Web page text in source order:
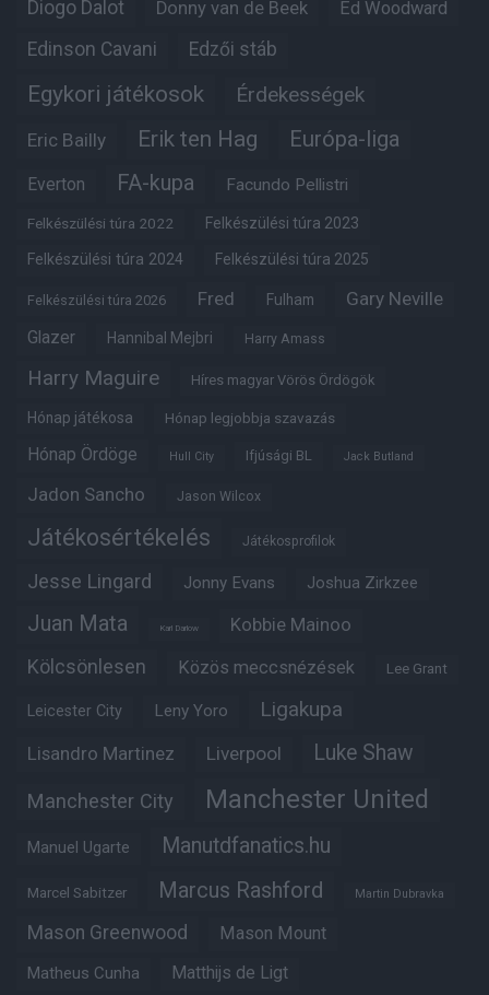
Diogo Dalot Donny van de Beek Ed Woodward
Edinson Cavani Edzői stáb
Egykori játékosok Érdekességek
Eric Bailly Erik ten Hag Európa-liga
Everton FA-kupa Facundo Pellistri
Felkészülési túra 2022 Felkészülési túra 2023
Felkészülési túra 2024 Felkészülési túra 2025
Felkészülési túra 2026 Fred Fulham Gary Neville
Glazer Hannibal Mejbri Harry Amass
Harry Maguire Híres magyar Vörös Ördögök
Hónap játékosa Hónap legjobbja szavazás
Hónap Ördöge Hull City Ifjúsági BL Jack Butland
Jadon Sancho Jason Wilcox
Játékosértékelés Játékosprofilok
Jesse Lingard Jonny Evans Joshua Zirkzee
Juan Mata Karl Darlow Kobbie Mainoo
Kölcsönlesen Közös meccsnézések Lee Grant
Leicester City Leny Yoro Ligakupa
Lisandro Martinez Liverpool Luke Shaw
Manchester City Manchester United
Manuel Ugarte Manutdfanatics.hu
Marcel Sabitzer Marcus Rashford Martin Dubravka
Mason Greenwood Mason Mount
Matheus Cunha Matthijs de Ligt